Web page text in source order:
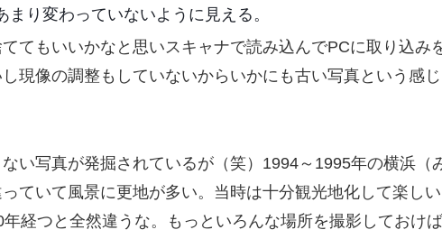
り変わっていないように見える。
てもいいかなと思いスキャナで読み込んでPCに取り込み
現像の調整もしていないからいかにも古い写真という感
い写真が発掘されているが（笑）1994～1995年の横浜（
ていて風景に更地が多い。当時は十分観光地化して楽し
経つと全然違うな。もっといろんな場所を撮影しておけば